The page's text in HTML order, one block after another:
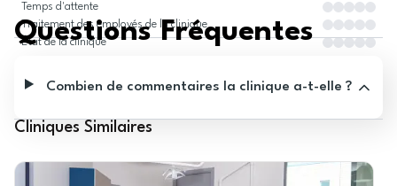
Temps d'attente
Traitement des employés de la clinique
État de la clinique
Questions Fréquentes
Combien de commentaires la clinique a-t-elle ?
Cliniques Similaires